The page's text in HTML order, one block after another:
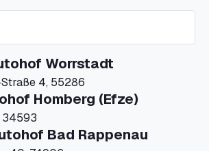
Worrstadt
4, 55286
Homberg (Efze)
34593
Bad Rappenau